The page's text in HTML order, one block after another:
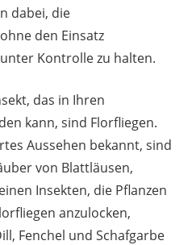
dabei, die
den Einsatz
Kontrolle zu halten.
das in Ihren
kann, sind Florfliegen.
Aussehen bekannt, sind
von Blattläusen,
Insekten, die Pflanzen
anzulocken,
Fenchel und Schafgarbe